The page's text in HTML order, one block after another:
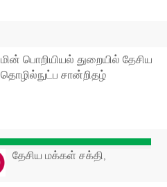
மின் பொறியியல் துறையில் தேசிய
தொழில்நுட்ப சான்றிதழ்
தேசிய மக்கள் சக்தி,